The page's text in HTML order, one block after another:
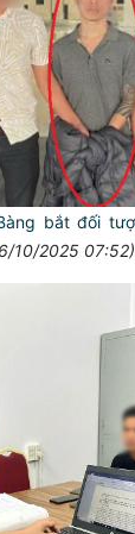
bắt đối
10/2025 07:52)